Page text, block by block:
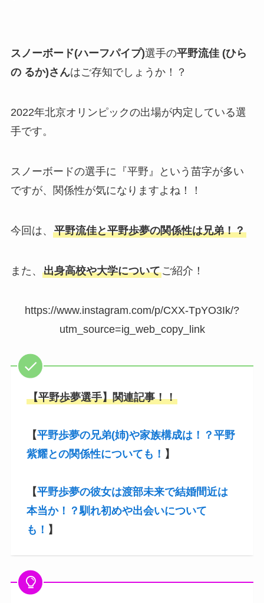
スノーボード(ハーフパイプ)選手の平野流佳 (ひら
の るか)さんはご存知でしょうか！？
2022年北京オリンピックの出場が内定している選
手です。
スノーボードの選手に『平野』という苗字が多い
ですが、関係性が気になりますよね！！
今回は、 平野流佳と平野歩夢の関係性は兄弟！？
また、 出身高校や大学についてご紹介！
https://www.instagram.com/p/CXX-TpYO3Ik/?
utm_source=ig_web_copy_link
【平野歩夢選手】関連記事！！
【平野歩夢の兄弟(姉)や家族構成は！？平野
紫耀との関係性についても！ 】
【平野歩夢の彼女は渡部未来で結婚間近は
本当か！？馴れ初めや出会いについて
も！ 】